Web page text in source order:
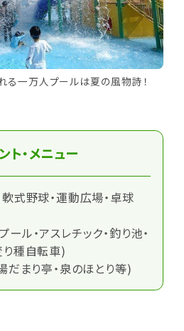
る一万人プールは夏の風物詩！
ト・メニュー
式野球・運動広場・卓球
ル・アスレチック・釣り池・
り種自転車)
だまり亭・泉のほとり等)